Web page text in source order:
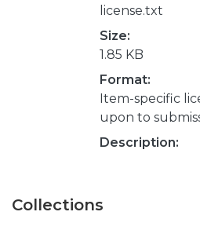
license.txt
Size:
1.85 KB
Format:
Item-specific
upon to
Description:
Collections